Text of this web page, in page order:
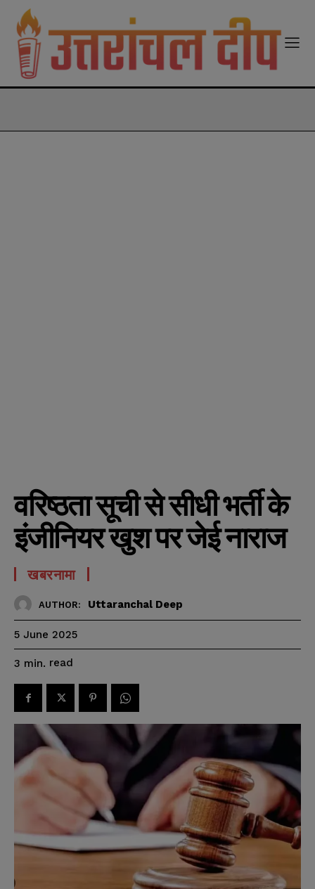
वरिष्ठता सूची से सीधी भर्ती के
इंजीनियर खुश पर जेई नाराज
खबरनामा
AUTHOR: Uttaranchal Deep
5 June 2025
3 min. read